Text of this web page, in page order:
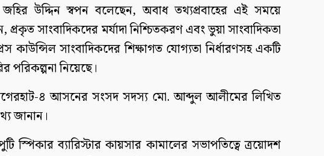
জহির উদ্দিন স্বপন বলেছেন, অবাধ তথ্যপ্রবাহের এই সময়ে
প্রকৃত সাংবাদিকদের মর্যাদা নিশ্চিতকরণ এবং ভুয়া সাংবাদিকতা
কাউন্সিল সাংবাদিকদের শিক্ষাগত যোগ্যতা নির্ধারণসহ একটি
পরিকল্পনা নিয়েছে।
৪ আসনের সংসদ সদস্য মো. আব্দুল আলীমের লিখিত
জানান।
স্পিকার ব্যারিস্টার কায়সার কামালের সভাপতিত্বে ত্রয়োদশ